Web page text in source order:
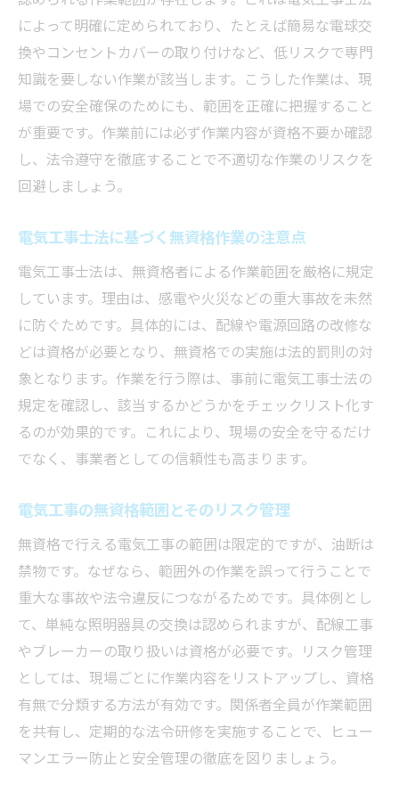
によって明確に定められており、たとえば簡易な電球交
換やコンセントカバーの取り付けなど、低リスクで専門
知識を要しない作業が該当します。こうした作業は、現
場での安全確保のためにも、範囲を正確に把握すること
が重要です。作業前には必ず作業内容が資格不要か確認
し、法令遵守を徹底することで不適切な作業のリスクを
回避しましょう。
電気工事士法に基づく無資格作業の注意点
電気工事士法は、無資格者による作業範囲を厳格に規定
しています。理由は、感電や火災などの重大事故を未然
に防ぐためです。具体的には、配線や電源回路の改修な
どは資格が必要となり、無資格での実施は法的罰則の対
象となります。作業を行う際は、事前に電気工事士法の
規定を確認し、該当するかどうかをチェックリスト化す
るのが効果的です。これにより、現場の安全を守るだけ
でなく、事業者としての信頼性も高まります。
電気工事の無資格範囲とそのリスク管理
無資格で行える電気工事の範囲は限定的ですが、油断は
禁物です。なぜなら、範囲外の作業を誤って行うことで
重大な事故や法令違反につながるためです。具体例とし
て、単純な照明器具の交換は認められますが、配線工事
やブレーカーの取り扱いは資格が必要です。リスク管理
としては、現場ごとに作業内容をリストアップし、資格
有無で分類する方法が有効です。関係者全員が作業範囲
を共有し、定期的な法令研修を実施することで、ヒュー
マンエラー防止と安全管理の徹底を図りましょう。